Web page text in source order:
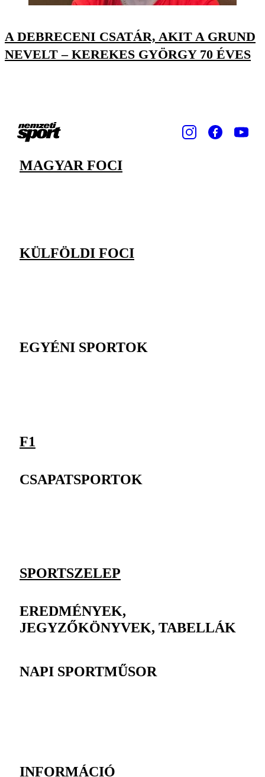
A DEBRECENI CSATÁR, AKIT A GRUND
NEVELT – KEREKES GYÖRGY 70 ÉVES
MAGYAR FOCI
KÜLFÖLDI FOCI
EGYÉNI SPORTOK
F1
CSAPATSPORTOK
SPORTSZELEP
EREDMÉNYEK,
JEGYZŐKÖNYVEK, TABELLÁK
NAPI SPORTMŰSOR
INFORMÁCIÓ